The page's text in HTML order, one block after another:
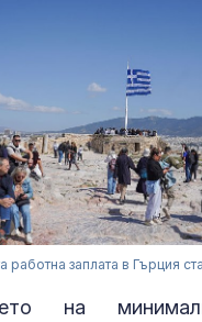
работна заплата в Гърция
на